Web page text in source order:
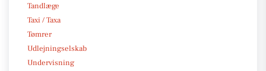
Tandlæge
Taxi / Taxa
Tømrer
Udlejningselskab
Undervisning